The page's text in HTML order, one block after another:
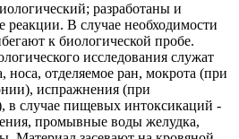
разработаны и
реакции. В случае необходимости
к биологической пробе.
исследования служат
носа, отделяемое ран, мокрота (при
испражнения (при
в случае пищевых интоксикаций -
промывные воды желудка,